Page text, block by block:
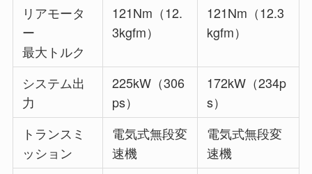
リアモータ
ー
最大トルク
121Nm（12.
3kgfm）
121Nm（12.3
kgfm）
システム出
力
225kW（306
ps）
172kW（234p
s）
トランスミ
ッション
電気式無段変
速機
電気式無段変
速機